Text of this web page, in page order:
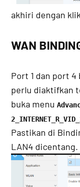
akhiri dengan
WAN
Port 1 dan port
perlu diaktifkan
buka menu
Pastikan di
LAN4 dicentang.